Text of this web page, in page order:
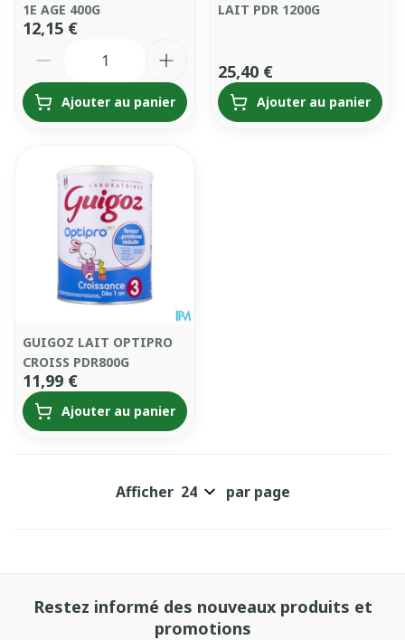
1E AGE 400G
12,15 €
Ajouter au panier
LAIT PDR 1200G
25,40 €
Ajouter au panier
GUIGOZ LAIT OPTIPRO
CROISS PDR800G
11,99 €
Ajouter au panier
Afficher par page
Restez informé des nouveaux produits et
promotions